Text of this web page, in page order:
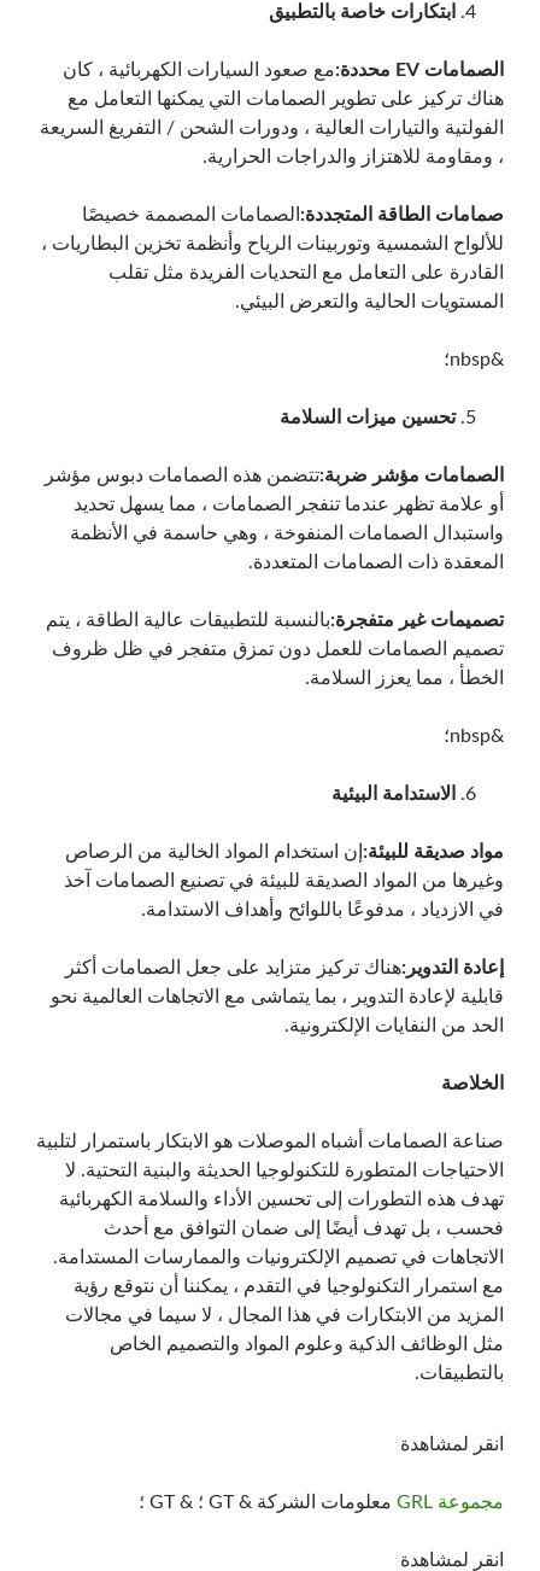
ابتكارات خاصة بالتطبيق
الصمامات EV محددة:
مع صعود السيارات الكهربائية ، كان
هناك تركيز على تطوير الصمامات التي يمكنها التعامل مع
الفولتية والتيارات العالية ، ودورات الشحن / التفريغ السريعة
، ومقاومة للاهتزاز والدراجات الحرارية.
صمامات الطاقة المتجددة: الصمامات المصممة خصيصًا
للألواح الشمسية وتوربينات الرياح وأنظمة تخزين البطاريات ،
القادرة على التعامل مع التحديات الفريدة مثل تقلب
المستويات الحالية والتعرض البيئي.
&nbsp؛
تحسين ميزات السلامة
الصمامات مؤشر ضربة:تتضمن هذه الصمامات دبوس مؤشر
أو علامة تظهر عندما تنفجر الصمامات ، مما يسهل تحديد
واستبدال الصمامات المنفوخة ، وهي حاسمة في الأنظمة
المعقدة ذات الصمامات المتعددة.
تصميمات غير متفجرة:بالنسبة للتطبيقات عالية الطاقة ، يتم
تصميم الصمامات للعمل دون تمزق متفجر في ظل ظروف
الخطأ ، مما يعزز السلامة.
&nbsp؛
الاستدامة البيئية
مواد صديقة للبيئة: إن استخدام المواد الخالية من الرصاص
وغيرها من المواد الصديقة للبيئة في تصنيع الصمامات آخذ
في الازدياد ، مدفوعًا باللوائح وأهداف الاستدامة.
إعادة التدوير:هناك تركيز متزايد على جعل الصمامات أكثر
قابلية لإعادة التدوير ، بما يتماشى مع الاتجاهات العالمية نحو
الحد من النفايات الإلكترونية.
الخلاصة
صناعة الصمامات أشباه الموصلات هو الابتكار باستمرار لتلبية
الاحتياجات المتطورة للتكنولوجيا الحديثة والبنية التحتية. لا
تهدف هذه التطورات إلى تحسين الأداء والسلامة الكهربائية
فحسب ، بل تهدف أيضًا إلى ضمان التوافق مع أحدث
الاتجاهات في تصميم الإلكترونيات والممارسات المستدامة.
مع استمرار التكنولوجيا في التقدم ، يمكننا أن نتوقع رؤية
المزيد من الابتكارات في هذا المجال ، لا سيما في مجالات
مثل الوظائف الذكية وعلوم المواد والتصميم الخاص
بالتطبيقات.
انقر لمشاهدة
مجموعة GRL معلومات الشركة & GT ؛ & GT ؛
انقر لمشاهدة